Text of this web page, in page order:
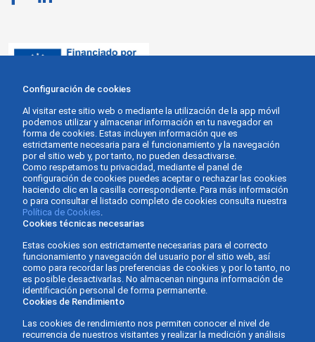
Configuración de cookies
Al visitar este sitio web o mediante la utilización de la app móvil
podemos utilizar y almacenar información en tu navegador en
forma de cookies. Estas incluyen información que es
estrictamente necesaria para el funcionamiento y la navegación
por el sitio web y, por tanto, no pueden desactivarse.
Como respetamos tu privacidad, mediante el panel de
configuración de cookies puedes aceptar o rechazar las cookies
haciendo clic en la casilla correspondiente. Para más información
o para consultar el listado completo de cookies consulta nuestra
Política de Cookies.
Cookies técnicas necesarias
Estas cookies son estrictamente necesarias para el correcto
funcionamiento y navegación del usuario por el sitio web, así
como para recordar las preferencias de cookies y, por lo tanto, no
es posible desactivarlas. No almacenan ninguna información de
identificación personal de forma permanente.
Cookies de Rendimiento
Las cookies de rendimiento nos permiten conocer el nivel de
recurrencia de nuestros visitantes y realizar la medición y análisis